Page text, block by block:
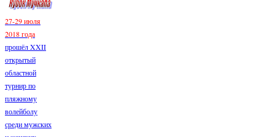
27-29 июля
2018 года
прошёл XXII
открытый
областной
турнир по
пляжному
волейболу
среди мужских